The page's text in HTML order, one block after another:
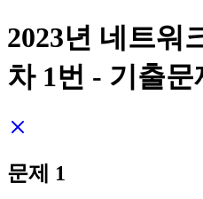
2023년 네트워
차 1번 - 기출문
문제 1